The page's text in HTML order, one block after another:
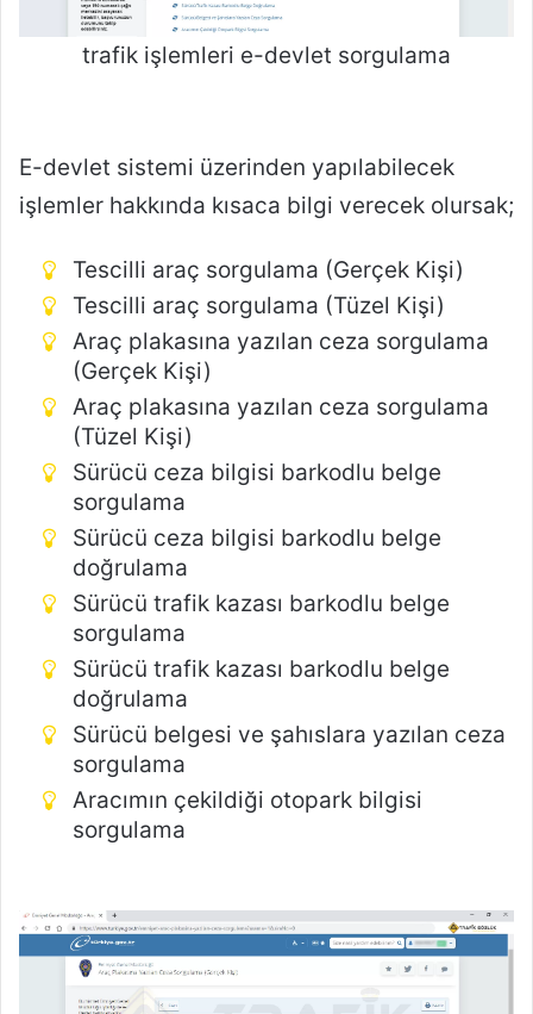
trafik işlemleri e-devlet sorgulama
E-devlet sistemi üzerinden yapılabilecek
işlemler hakkında kısaca bilgi verecek olursak;
Tescilli araç sorgulama (Gerçek Kişi)
Tescilli araç sorgulama (Tüzel Kişi)
Araç plakasına yazılan ceza sorgulama
(Gerçek Kişi)
Araç plakasına yazılan ceza sorgulama
(Tüzel Kişi)
Sürücü ceza bilgisi barkodlu belge
sorgulama
Sürücü ceza bilgisi barkodlu belge
doğrulama
Sürücü trafik kazası barkodlu belge
sorgulama
Sürücü trafik kazası barkodlu belge
doğrulama
Sürücü belgesi ve şahıslara yazılan ceza
sorgulama
Aracımın çekildiği otopark bilgisi
sorgulama